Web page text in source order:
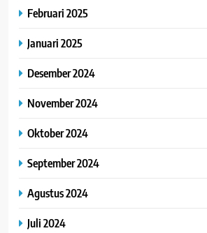
Februari 2025
Januari 2025
Desember 2024
November 2024
Oktober 2024
September 2024
Agustus 2024
Juli 2024